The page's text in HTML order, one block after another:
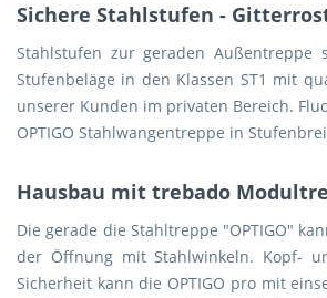
Sichere Stahlstufen -
Stahlstufen zur geraden Außentreppe
Stufenbeläge in den Klassen ST1 mit
unserer Kunden im privaten Bereich.
OPTIGO Stahlwangentreppe in
Hausbau mit trebado
Die gerade die Stahltreppe "OPTIGO"
der Öffnung mit Stahlwinkeln. Kopf-
Sicherheit kann die OPTIGO pro mit